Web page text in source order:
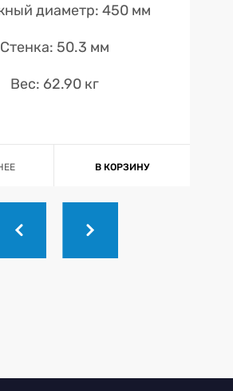
диаметр: 450 мм
Стенка: 50.3 мм
Вес: 62.90 кг
В КОРЗИНУ